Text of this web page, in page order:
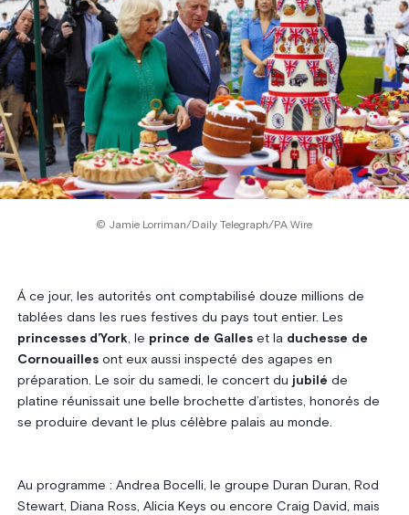
© Jamie Lorriman/Daily Telegraph/PA Wire
Á ce jour, les autorités ont comptabilisé douze millions de
tablées dans les rues festives du pays tout entier. Les
princesses d’York, le prince de Galleset la duchesse de
Cornouaillesont eux aussi inspecté des agapes en
préparation. Le soir du samedi, le concert du jubilé de
platine réunissait une belle brochette d’artistes, honorés de
se produire devant le plus célèbre palais au monde.
Au programme : Andrea Bocelli, le groupe Duran Duran, Rod
Stewart, Diana Ross, Alicia Keys ou encore Craig David, mais